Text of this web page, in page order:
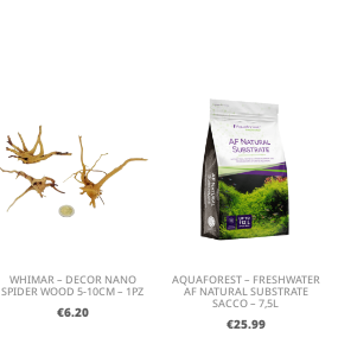
WHIMAR – DECOR NANO
SPIDER WOOD 5-10CM – 1PZ
€6.20
AQUAFOREST – FRESHWATER
AF NATURAL SUBSTRATE
SACCO – 7,5L
€25.99